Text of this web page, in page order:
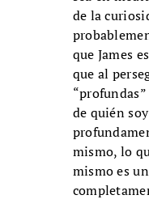
de la
que James
que al
de quién
mismo, lo
mismo es